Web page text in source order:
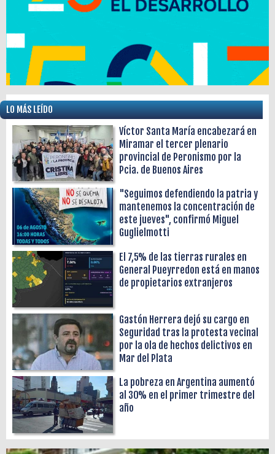
LO MÁS LEÍDO
Víctor Santa María encabezará en
Miramar el tercer plenario
provincial de Peronismo por la
Pcia. de Buenos Aires
"Seguimos defendiendo la patria y
mantenemos la concentración de
este jueves", confirmó Miguel
Guglielmotti
El 7,5% de las tierras rurales en
General Pueyrredon está en manos
de propietarios extranjeros
Gastón Herrera dejó su cargo en
Seguridad tras la protesta vecinal
por la ola de hechos delictivos en
Mar del Plata
La pobreza en Argentina aumentó
al 30% en el primer trimestre del
año